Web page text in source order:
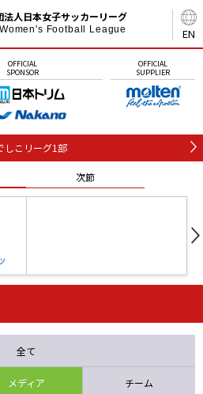
EN
法人日本女子サッカーリーグ
Football League
OFFICIAL
SPONSOR
OFFICIAL
SUPPLIER
しこリーグ1部
次節
石人の星
全て
メディア チーム